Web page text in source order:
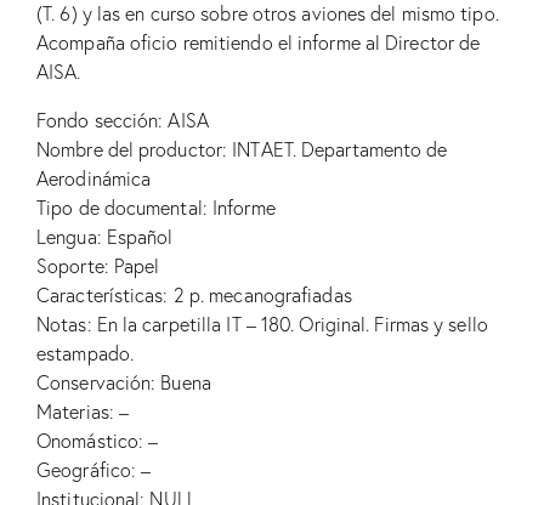
(T. 6) y las en curso sobre otros aviones del mismo tipo.
Acompaña oficio remitiendo el informe al Director de
AISA.
Fondo sección: AISA
Nombre del productor: INTAET. Departamento de
Aerodinámica
Tipo de documental: Informe
Lengua: Español
Soporte: Papel
Características: 2 p. mecanografiadas
Notas: En la carpetilla IT – 180. Original. Firmas y sello
estampado.
Conservación: Buena
Materias: –
Onomástico: –
Geográfico: –
Institucional: NULL